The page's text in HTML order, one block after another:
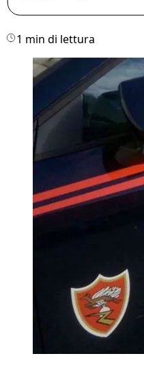
1 min di lettura